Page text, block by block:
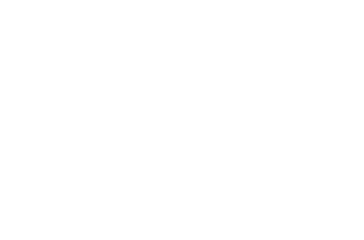
Deutschland hat eine gut entwickelte
Firma wählen.
für lokales als auch für globales
prominente Position in den